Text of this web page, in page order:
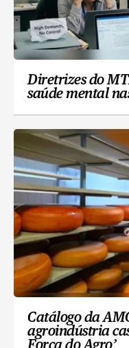
Diretrizes do
saúde mental
Catálogo da
agroindústria